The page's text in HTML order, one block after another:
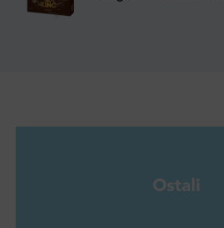
Ostali